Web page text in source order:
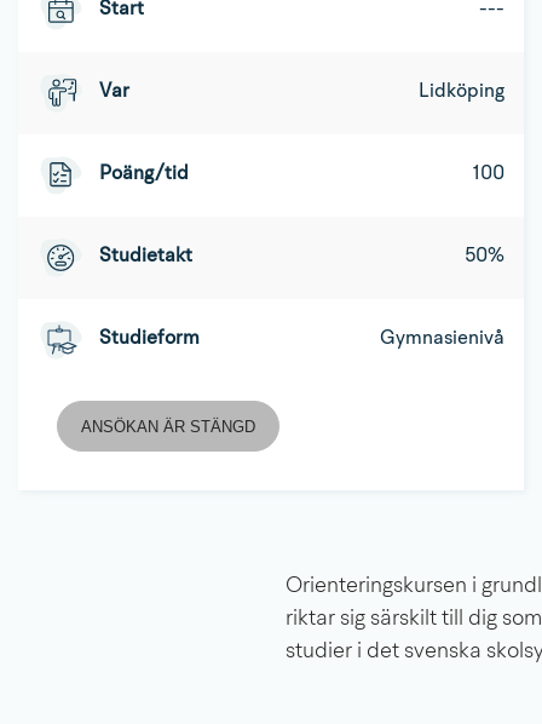
Start ---
Var Lidköping
Poäng/tid 100
Studietakt 50%
Studieform Gymnasienivå
ANSÖKAN ÄR STÄNGD
Orienteringskursen i
riktar sig särskilt till dig
studier i det svenska